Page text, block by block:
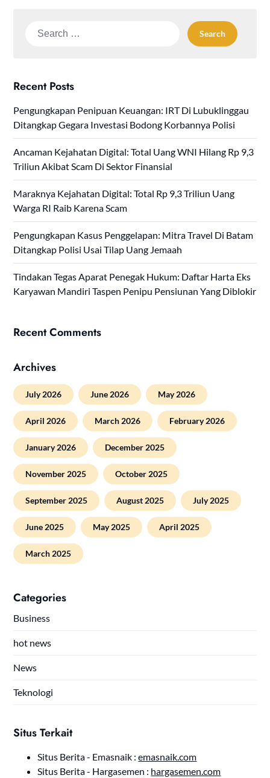
Search
Recent Posts
Pengungkapan Penipuan Keuangan: IRT Di Lubuklinggau
Ditangkap Gegara Investasi Bodong Korbannya Polisi
Ancaman Kejahatan Digital: Total Uang WNI Hilang Rp 9,3
Triliun Akibat Scam Di Sektor Finansial
Maraknya Kejahatan Digital: Total Rp 9,3 Triliun Uang
Warga RI Raib Karena Scam
Pengungkapan Kasus Penggelapan: Mitra Travel Di Batam
Ditangkap Polisi Usai Tilap Uang Jemaah
Tindakan Tegas Aparat Penegak Hukum: Daftar Harta Eks
Karyawan Mandiri Taspen Penipu Pensiunan Yang Diblokir
Recent Comments
Archives
July 2026 June 2026 May 2026
April 2026 March 2026 February 2026
January 2026 December 2025
November 2025 October 2025
September 2025 August 2025 July 2025
June 2025 May 2025 April 2025
March 2025
Categories
Business
hot news
News
Teknologi
Situs Terkait
Situs Berita - Emasnaik :emasnaik.com
Situs Berita - Hargasemen : hargasemen.com